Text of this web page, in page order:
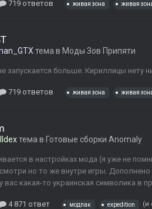
719 ответов живая зона живая
тема в Моды Зов Припяти
запускается больше. Кириллицы нету
719 ответов живая зона живая
тема в Готовые сборки Anomaly
в настройках мода (я уже не
но то же внутри игры. Дополнено
вас какая-то украинская символика в
4 871 ответ модпак expedition (и